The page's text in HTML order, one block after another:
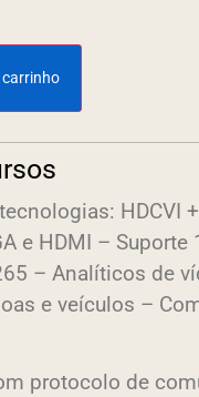
HDCVI
e HDMI – Suporte
– Analíticos de
e veículos –
protocolo de